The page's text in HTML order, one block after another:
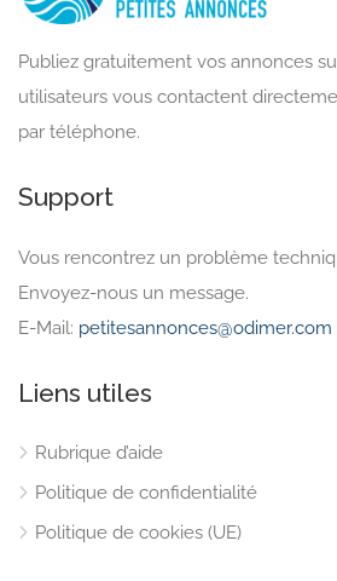
Publiez gratuitement vos annonces
utilisateurs vous contactent
par téléphone.
Support
Vous rencontrez un problème
Envoyez-nous un message.
E-Mail: petitesannonces@odimer.com
Liens utiles
Rubrique d’aide
Politique de confidentialité
Politique de cookies (UE)